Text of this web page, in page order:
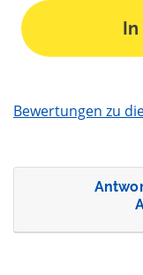
In
Bewertungen zu